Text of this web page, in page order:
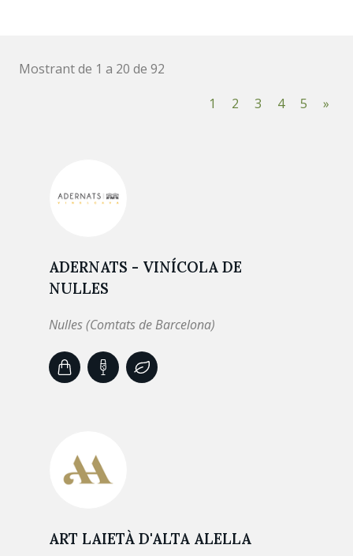
Mostrant de 1 a 20 de 92
1
2 3 4 5 »
ADERNATS - VINÍCOLA DE
NULLES
Nulles (Comtats de Barcelona)
ART LAIETÀ D'ALTA ALELLA